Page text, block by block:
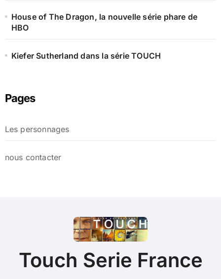
House of The Dragon, la nouvelle série phare de
HBO
Kiefer Sutherland dans la série TOUCH
Pages
Les personnages
nous contacter
Touch Serie France